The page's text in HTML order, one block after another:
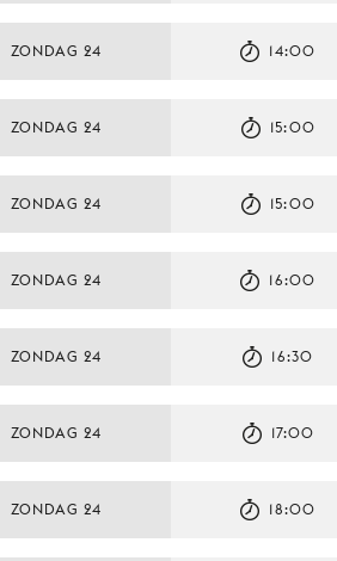
ZONDAG 24 14:00
ZONDAG 24 15:00
ZONDAG 24 15:00
ZONDAG 24 16:00
ZONDAG 24 16:30
ZONDAG 24 17:00
ZONDAG 24 18:00